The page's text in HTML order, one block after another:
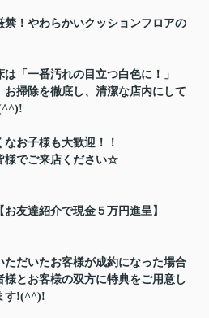
！やわらかいクッションフロアの
は「一番汚れの目立つ白色に！」
お掃除を徹底し、清潔な店内にして
なお子様も大歓迎！！
様でご来店ください☆
友達紹介で現金５万円進呈】
ただいたお客様が成約になった場合
様とお客様の双方に特典をご用意し
す!(^^)!